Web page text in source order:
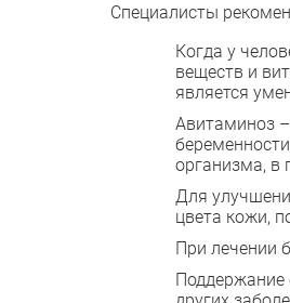
Специалисты
Когда у
веществ и
является
Авитаминоз
организма, в
Для
цвета кожи,
При лечении
Поддержание